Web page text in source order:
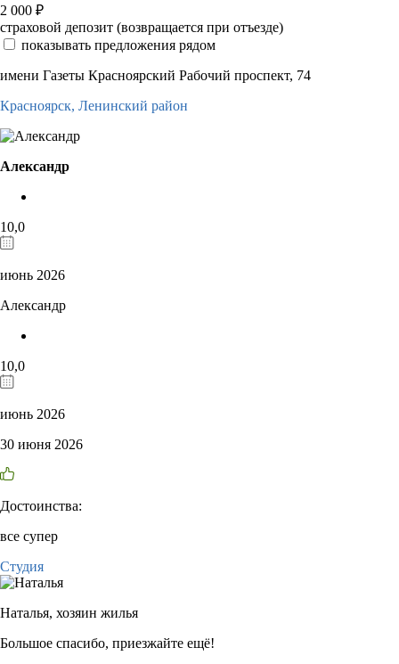
2 000 ₽
страховой депозит (возвращается при отъезде)
показывать предложения рядом
имени Газеты Красноярский Рабочий проспект, 74
Красноярск, Ленинский район
Александр
10,0
июнь 2026
Александр
10,0
июнь 2026
30 июня 2026
Достоинства:
все супер
Студия
Наталья, хозяин жилья
Большое спасибо, приезжайте ещё!